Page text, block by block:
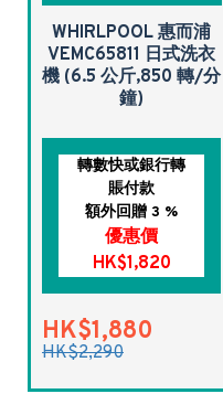
WHIRLPOOL 惠而浦
VEMC65811 日式洗衣
機 (6.5 公斤,850 轉/分
鐘)
轉數快或銀行轉
賬付款
額外回贈 3 %
優惠價
HK$1,820
HK$1,880
HK$2,290